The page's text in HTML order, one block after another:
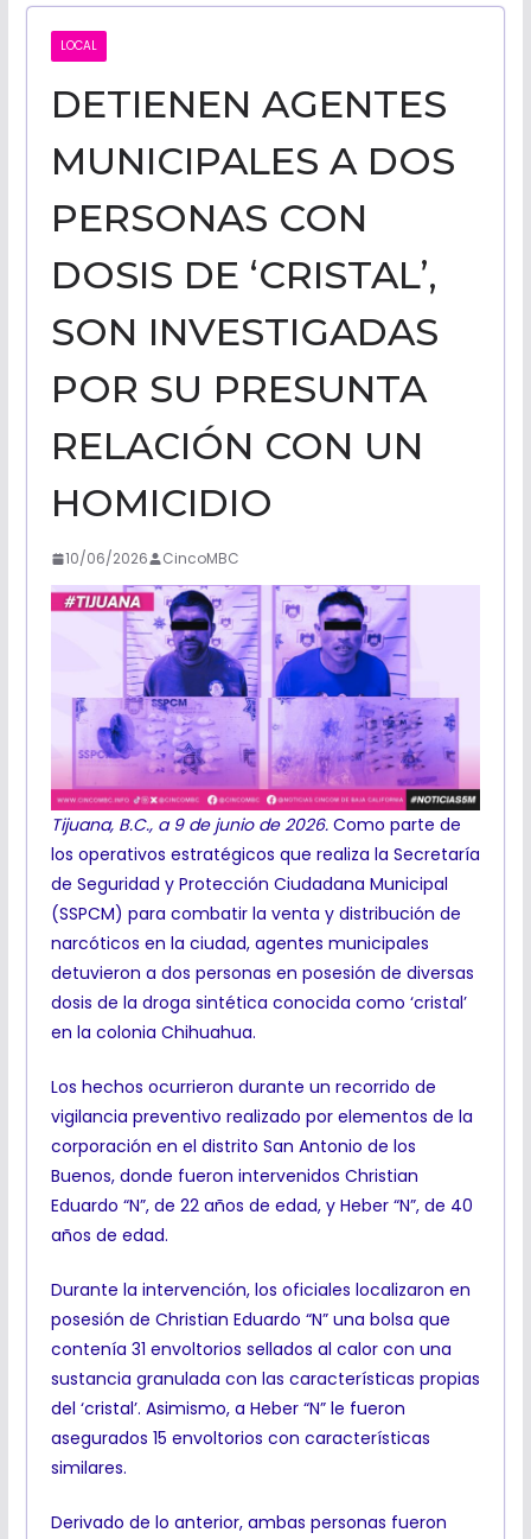
NOTICIAS
LOCAL
DETIENEN AGENTES
MUNICIPALES A DOS
PERSONAS CON
DOSIS DE ‘CRISTAL’,
SON INVESTIGADAS
POR SU PRESUNTA
RELACIÓN CON UN
HOMICIDIO
10/06/2026 CincoMBC
Tijuana, B.C., a 9 de junio de 2026.Como parte de
los operativos estratégicos que realiza la Secretaría
de Seguridad y Protección Ciudadana Municipal
(SSPCM) para combatir la venta y distribución de
narcóticos en la ciudad, agentes municipales
detuvieron a dos personas en posesión de diversas
dosis de la droga sintética conocida como ‘cristal’
en la colonia Chihuahua.
Los hechos ocurrieron durante un recorrido de
vigilancia preventivo realizado por elementos de la
corporación en el distrito San Antonio de los
Buenos, donde fueron intervenidos Christian
Eduardo “N”, de 22 años de edad, y Heber “N”, de 40
años de edad.
Durante la intervención, los oficiales localizaron en
posesión de Christian Eduardo “N” una bolsa que
contenía 31 envoltorios sellados al calor con una
sustancia granulada con las características propias
del ‘cristal’. Asimismo, a Heber “N” le fueron
asegurados 15 envoltorios con características
similares.
Derivado de lo anterior, ambas personas fueron